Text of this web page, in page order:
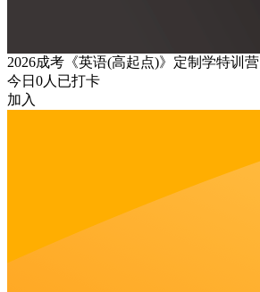
2026成考《英语(高起点)》定制学特训营
今日 0人已打卡
加入